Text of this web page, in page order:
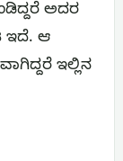
ಅದರ
ಇದೆ. ಆ
ಇಲ್ಲಿನ